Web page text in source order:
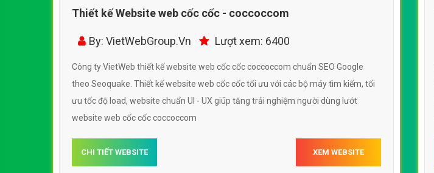
Thiết kế Website web cốc cốc - coccoccom
By: VietWebGroup.Vn Lượt xem: 6400
Công ty VietWeb thiết kế website web cốc cốc coccoccom chuẩn SEO Google
theo Seoquake. Thiết kế website web cốc cốc tối ưu với các bộ máy tìm kiếm, tối
ưu tốc độ load, website chuẩn UI - UX giúp tăng trải nghiệm người dùng lướt
website web cốc cốc coccoccom
CHI TIẾT WEBSITE XEM WEBSITE